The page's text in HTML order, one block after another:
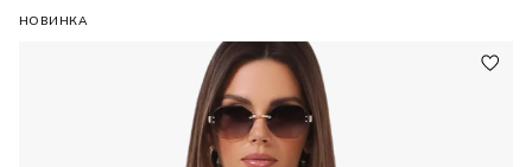
НОВИНКА